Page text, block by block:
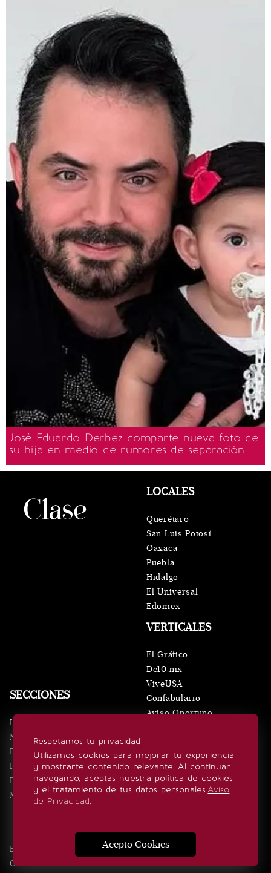
José Eduardo Derbez comparte nueva foto de
su hija en medio de rumores de separación
Respetamos tu privacidad
Utilizamos cookies para mejorar tu experiencia
y mostrarte contenido relevante. Al continuar
navegando, aceptas nuestra política de cookies
y el tratamiento de tus datos personales.Aviso
de Privacidad.
Acepto Cookies
SECCIONES
Inicio
Noticias
Eventos
Realeza
Estilo de vida
Minuto x Minuto
VERTICALES
El Gráfico
De10.mx
ViveUSA
Confabulario
Aviso Oportuno
LOCALES
Querétaro
San Luis Potosí
Oaxaca
Puebla
Hidalgo
El Universal
Edomex
SÍGUENOS
Edición Impresa Noticias Quiénes somos
Contacto
Directorio Eventos Publicidad
Estilo de vida